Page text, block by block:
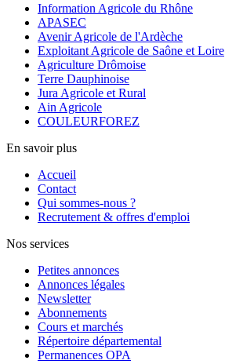
Information Agricole du Rhône
APASEC
Avenir Agricole de l'Ardèche
Exploitant Agricole de Saône et Loire
Agriculture Drômoise
Terre Dauphinoise
Jura Agricole et Rural
Ain Agricole
COULEURFOREZ
En savoir plus
Accueil
Contact
Qui sommes-nous ?
Recrutement & offres d'emploi
Nos services
Petites annonces
Annonces légales
Newsletter
Abonnements
Cours et marchés
Répertoire départemental
Permanences OPA